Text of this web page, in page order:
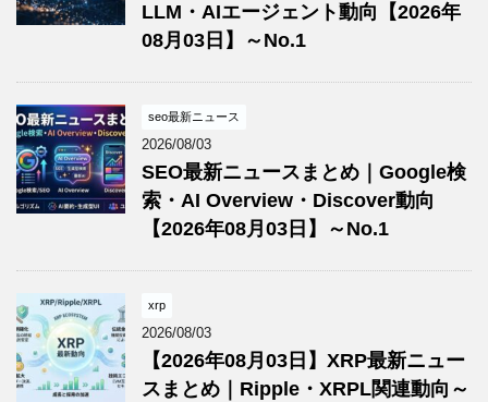
LLM・AIエージェント動向【2026年
08月03日】～No.1
seo最新ニュース
2026/08/03
SEO最新ニュースまとめ｜Google検
索・AI Overview・Discover動向
【2026年08月03日】～No.1
xrp
2026/08/03
【2026年08月03日】XRP最新ニュー
スまとめ｜Ripple・XRPL関連動向～